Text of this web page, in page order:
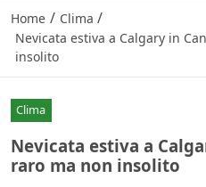
Home / Clima /
Nevicata estiva a Calgary in
insolito
Clima
Nevicata estiva a
raro ma non insolito